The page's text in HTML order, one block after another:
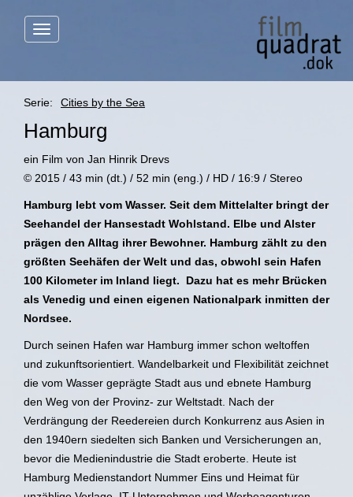
Menü
Serie: Cities by the Sea
Hamburg
ein Film von Jan Hinrik Drevs
© 2015 / 43 min (dt.) / 52 min (eng.) / HD / 16:9 / Stereo
Hamburg lebt vom Wasser. Seit dem Mittelalter bringt der
Seehandel der Hansestadt Wohlstand. Elbe und Alster
prägen den Alltag ihrer Bewohner. Hamburg zählt zu den
größten Seehäfen der Welt und das, obwohl sein Hafen
100 Kilometer im Inland liegt. Dazu hat es mehr Brücken
als Venedig und einen eigenen Nationalpark inmitten der
Nordsee.
Durch seinen Hafen war Hamburg immer schon weltoffen
und zukunftsorientiert. Wandelbarkeit und Flexibilität zeichnet
die vom Wasser geprägte Stadt aus und ebnete Hamburg
den Weg von der Provinz- zur Weltstadt. Nach der
Verdrängung der Reedereien durch Konkurrenz aus Asien in
den 1940ern siedelten sich Banken und Versicherungen an,
bevor die Medienindustrie die Stadt eroberte. Heute ist
Hamburg Medienstandort Nummer Eins und Heimat für